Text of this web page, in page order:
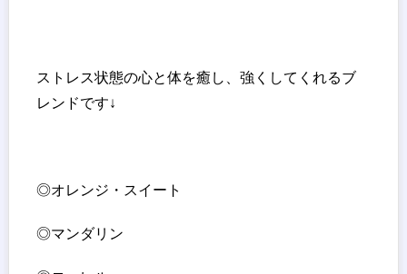
ストレス状態の心と体を癒し、強くしてくれるブ
レンドです↓
◎オレンジ・スイート
◎マンダリン